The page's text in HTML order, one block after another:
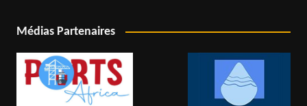
Médias Partenaires